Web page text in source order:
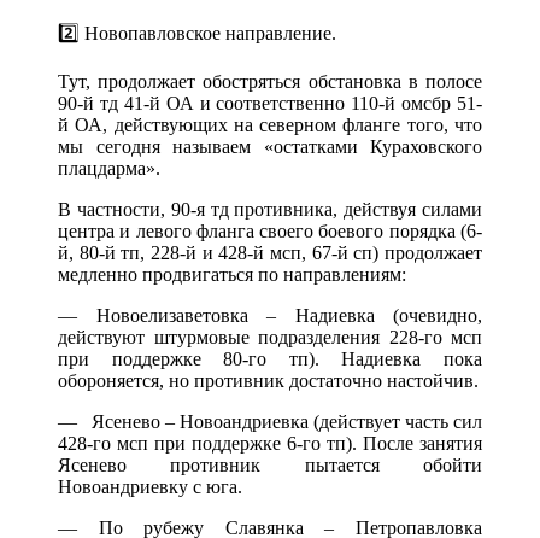
2️⃣ Новопавловское направление.
Тут, продолжает обостряться обстановка в полосе
90-й тд 41-й ОА и соответственно 110-й омсбр 51-
й ОА, действующих на северном фланге того, что
мы сегодня называем «остатками Кураховского
плацдарма».
В частности, 90-я тд противника, действуя силами
центра и левого фланга своего боевого порядка (6-
й, 80-й тп, 228-й и 428-й мсп, 67-й сп) продолжает
медленно продвигаться по направлениям:
— Новоелизаветовка – Надиевка (очевидно,
действуют штурмовые подразделения 228-го мсп
при поддержке 80-го тп). Надиевка пока
обороняется, но противник достаточно настойчив.
— Ясенево – Новоандриевка (действует часть сил
428-го мсп при поддержке 6-го тп). После занятия
Ясенево противник пытается обойти
Новоандриевку с юга.
— По рубежу Славянка – Петропавловка